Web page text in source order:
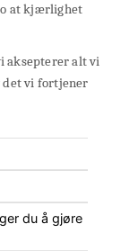
at kjærlighet
aksepterer alt vi
det vi fortjener
du å gjøre